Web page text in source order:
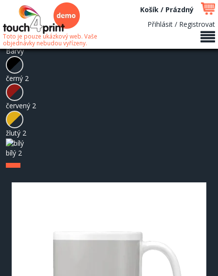
Toto je pouze ukázkový web. Vaše
objednávky nebudou vyřízeny.
Košík / Prázdný
Přihlásit / Registrovat
Barvy
černý 2
červený 2
žlutý 2
bílý 2